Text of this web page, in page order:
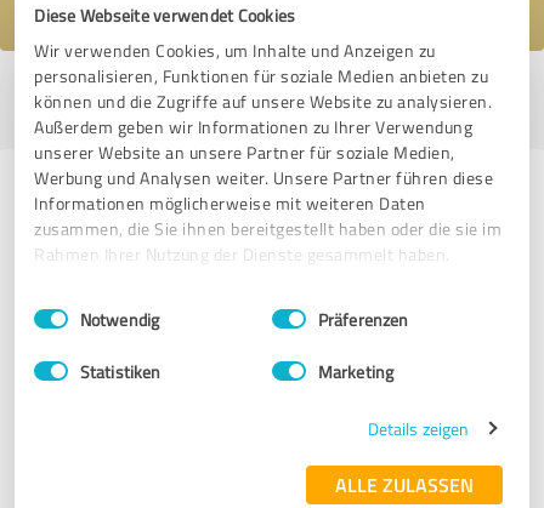
Diese Webseite verwendet Cookies
Wir verwenden Cookies, um Inhalte und Anzeigen zu
personalisieren, Funktionen für soziale Medien anbieten zu
können und die Zugriffe auf unsere Website zu analysieren.
Außerdem geben wir Informationen zu Ihrer Verwendung
unserer Website an unsere Partner für soziale Medien,
Werbung und Analysen weiter. Unsere Partner führen diese
Informationen möglicherweise mit weiteren Daten
zusammen, die Sie ihnen bereitgestellt haben oder die sie im
Rahmen Ihrer Nutzung der Dienste gesammelt haben.
Impressum Datenschutzbestimmungen
Einwilligungsauswahl
Notwendig Präferenzen
Statistiken Marketing
Details zeigen
ALLE ZULASSEN
Profil aktiv seit 09.03.2016 | Letzte Aktualisierung: 02.02.2026
melden
Erfahrungen zu weiteren
Anbietern aus dem Bereich
Beratung
TVD Finanz - Partner für Tierärzte